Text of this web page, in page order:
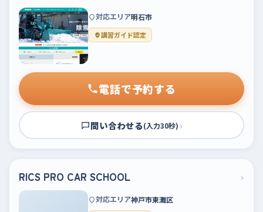
対応エリア明石市
講習ガイド認定
電話で予約する
問い合わせる(入力30秒) ›
RICS PRO CAR SCHOOL ›
対応エリア神戸市東灘区